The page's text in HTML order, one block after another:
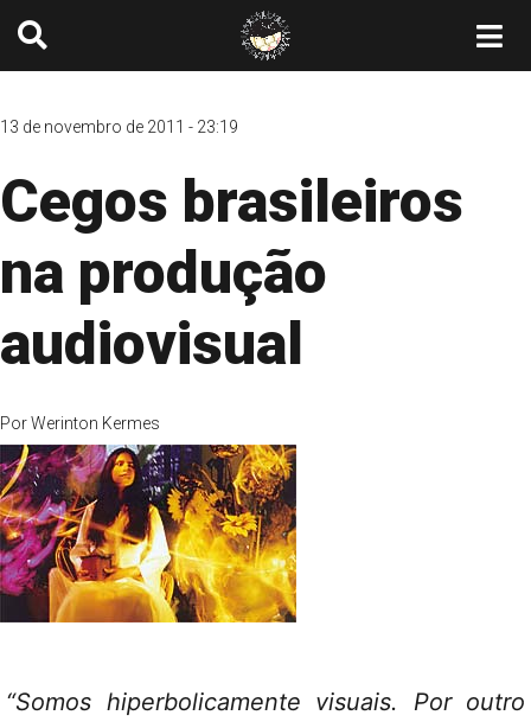
13 de novembro de 2011 - 23:19
Cegos brasileiros
na produção
audiovisual
PorWerinton Kermes
“Somos hiperbolicamente visuais. Por outro